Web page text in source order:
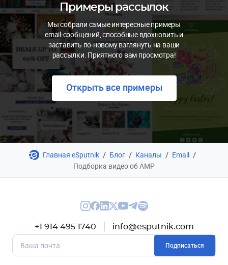
Примеры рассылок
Мы собрали самые интересные примеры
email-сообщений, способные вдохновить и
заставить по-новому взглянуть на ваши
рассылки. Приятного вам просмотра!
Открыть все примеры
Главная eSputnik / Блог / Каналы / Email /
Подборка видео об AMP
+1 914 495 1740 info@esputnik.com
Подписаться